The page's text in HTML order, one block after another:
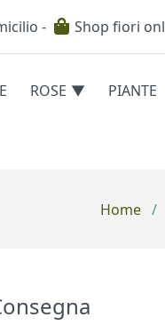
- Shop fiori
ROSE PIANTE
Home /